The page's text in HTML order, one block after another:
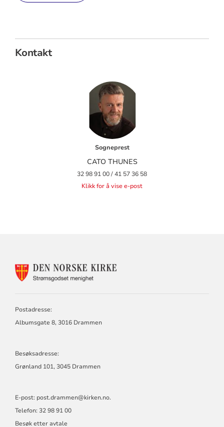
Kontakt
Sogneprest
CATO THUNES
32 98 91 00 / 41 57 36 58
Klikk for å vise e-post
Postadresse:
Albumsgate 8, 3016 Drammen
Besøksadresse:
Grønland 101, 3045 Drammen
E-post: post.drammen@kirken.no.
Telefon: 32 98 91 00
Besøk etter avtale